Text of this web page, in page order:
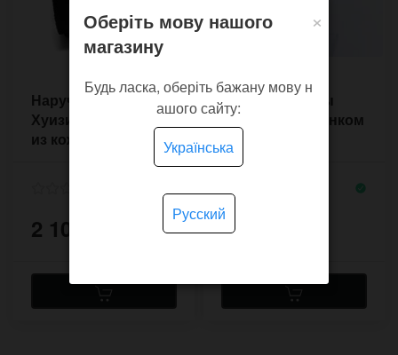
Наручные часы
Хуизит на браслете
из кожи с двумя
пряжками в стиле
2 100 грн.
Наручные часы
Midnight с рисунком
стиле готика на
1 650 грн.
×
Оберіть мову нашого
магазину
Будь ласка, оберіть бажану мову н
ашого сайту:
Українська
Русский